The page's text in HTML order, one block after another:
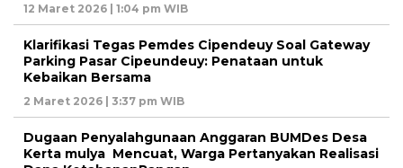
12 Maret 2026 | 1:04 pm WIB
Klarifikasi Tegas Pemdes Cipendeuy Soal Gateway
Parking Pasar Cipeundeuy: Penataan untuk
Kebaikan Bersama
2 Maret 2026 | 3:37 pm WIB
Dugaan Penyalahgunaan Anggaran BUMDes Desa
Kerta mulya Mencuat, Warga Pertanyakan Realisasi